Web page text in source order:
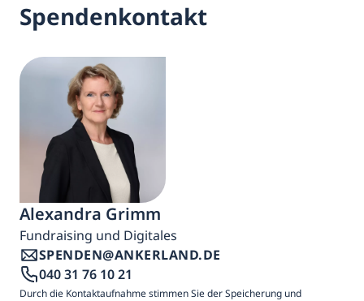
Spendenkontakt
Alexandra Grimm
Fundraising und Digitales
SPENDEN@ANKERLAND.DE
040 31 76 10 21
Durch die Kontaktaufnahme stimmen Sie der Speicherung und